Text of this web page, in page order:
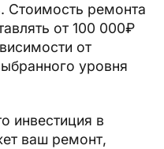
Стоимость ремонта
от 100 000₽
от
уровня
инвестиция в
ваш ремонт,